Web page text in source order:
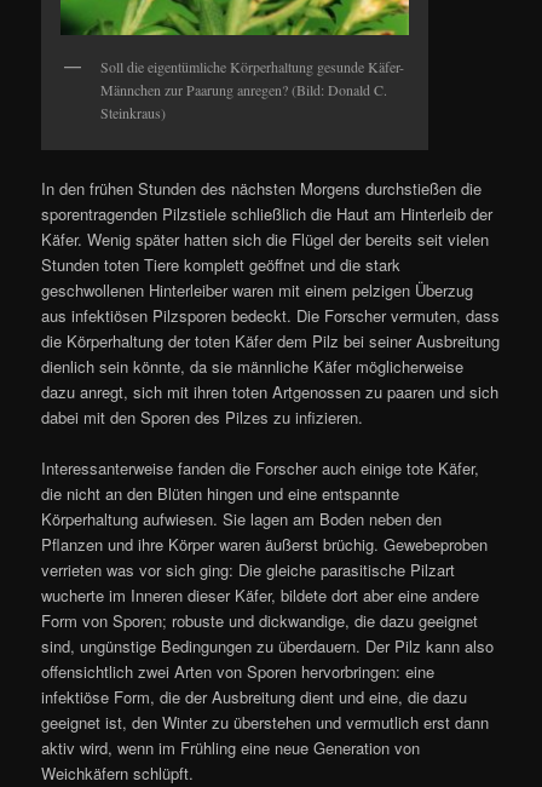
Soll die eigentümliche Körperhaltung gesunde Käfer-
Männchen zur Paarung anregen? (Bild: Donald C.
Steinkraus)
In den frühen Stunden des nächsten Morgens durchstießen die
sporentragenden Pilzstiele schließlich die Haut am Hinterleib der
Käfer. Wenig später hatten sich die Flügel der bereits seit vielen
Stunden toten Tiere komplett geöffnet und die stark
geschwollenen Hinterleiber waren mit einem pelzigen Überzug
aus infektiösen Pilzsporen bedeckt. Die Forscher vermuten, dass
die Körperhaltung der toten Käfer dem Pilz bei seiner Ausbreitung
dienlich sein könnte, da sie männliche Käfer möglicherweise
dazu anregt, sich mit ihren toten Artgenossen zu paaren und sich
dabei mit den Sporen des Pilzes zu infizieren.
Interessanterweise fanden die Forscher auch einige tote Käfer,
die nicht an den Blüten hingen und eine entspannte
Körperhaltung aufwiesen. Sie lagen am Boden neben den
Pflanzen und ihre Körper waren äußerst brüchig. Gewebeproben
verrieten was vor sich ging: Die gleiche parasitische Pilzart
wucherte im Inneren dieser Käfer, bildete dort aber eine andere
Form von Sporen; robuste und dickwandige, die dazu geeignet
sind, ungünstige Bedingungen zu überdauern. Der Pilz kann also
offensichtlich zwei Arten von Sporen hervorbringen: eine
infektiöse Form, die der Ausbreitung dient und eine, die dazu
geeignet ist, den Winter zu überstehen und vermutlich erst dann
aktiv wird, wenn im Frühling eine neue Generation von
Weichkäfern schlüpft.